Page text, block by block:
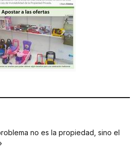
no es la propiedad, sino el